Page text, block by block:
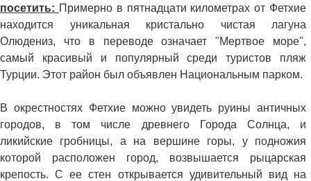
посетить: Примерно в пятнадцати километрах от Фетхие
находится уникальная кристально чистая лагуна
Олюдениз, что в переводе означает "Мертвое море",
самый красивый и популярный среди туристов пляж
Турции. Этот район был объявлен Национальным парком.
В окрестностях Фетхие можно увидеть руины античных
городов, в том числе древнего Города Солнца, и
ликийские гробницы, а на вершине горы, у подножия
которой расположен город, возвышается рыцарская
крепость. С ее стен открывается удивительный вид на